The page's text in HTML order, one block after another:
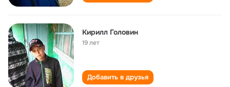
Кирилл Головин
19 лет
Добавить в друзья